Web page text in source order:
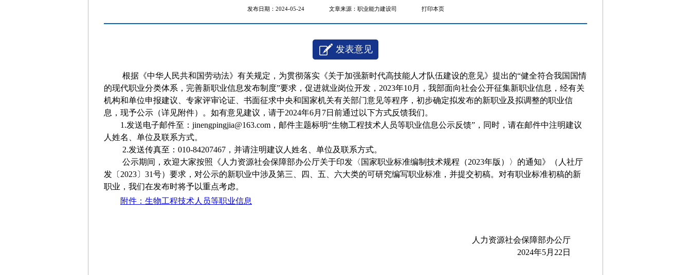
发布日期：2024-05-24 文章来源：职业能力建设司 打印本页
发表意见
根据《中华人民共和国劳动法》有关规定，为贯彻落实《关于加强新时代高技能人才队伍建设的意见》提出的“健全符合我国国情
的现代职业分类体系，完善新职业信息发布制度”要求，促进就业岗位开发，2023年10月，我部面向社会公开征集新职业信息，经有关
机构和单位申报建议、专家评审论证、书面征求中央和国家机关有关部门意见等程序，初步确定拟发布的新职业及拟调整的职业信
息，现予公示（详见附件）。如有意见建议，请于2024年6月7日前通过以下方式反馈我们。
1.发送电子邮件至：jinengpingjia@163.com，邮件主题标明“生物工程技术人员等职业信息公示反馈”，同时，请在邮件中注明建议
人姓名、单位及联系方式。
2.发送传真至：010-84207467，并请注明建议人姓名、单位及联系方式。
公示期间，欢迎大家按照《人力资源社会保障部办公厅关于印发〈国家职业标准编制技术规程（2023年版）〉的通知》（人社厅
发〔2023〕31号）要求，对公示的新职业中涉及第三、四、五、六大类的可研究编写职业标准，并提交初稿。对有职业标准初稿的新
职业，我们在发布时将予以重点考虑。
附件：生物工程技术人员等职业信息
人力资源社会保障部办公厅
2024年5月22日